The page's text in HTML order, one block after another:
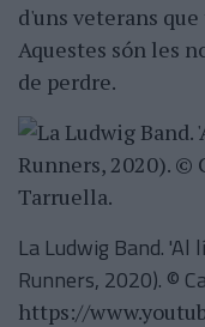
d'uns veterans
Aquestes són les
de perdre.
La Ludwig Band.
Runners, 2020). ©
https://